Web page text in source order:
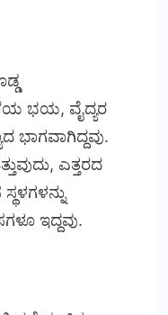
ಭಯ, ವೈದ್ಯರ
ಭಾಗವಾಗಿದ್ದವು.
ಎತ್ತರದ
ಇದ್ದವು.